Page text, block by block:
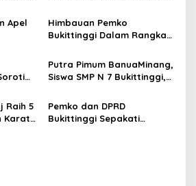
Perubahan KUA-PPAS APBD
2026
Apel
Himbauan Pemko
Bukittinggi Dalam Rangka
Tahun ke-81 Kemerdekaan
Republik Indonesia
Putra Pimum BanuaMinang,
Siswa SMP N 7 Bukittinggi,
Festival Komite Pemula
Berat 40 Kg dalam
Kejuaraan Karate Jam
Raih 5
Karate
Pemko dan DPRD
Bukittinggi Sepakati